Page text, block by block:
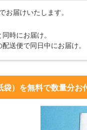
お届けいたします。
時にお届け。
送便で同日中にお届け。
）を無料で数量分お